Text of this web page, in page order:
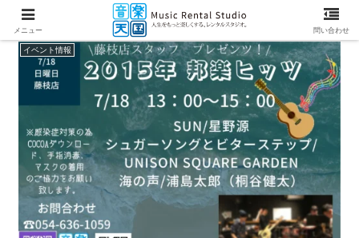
イベント情報
メニュー 問い合わせ